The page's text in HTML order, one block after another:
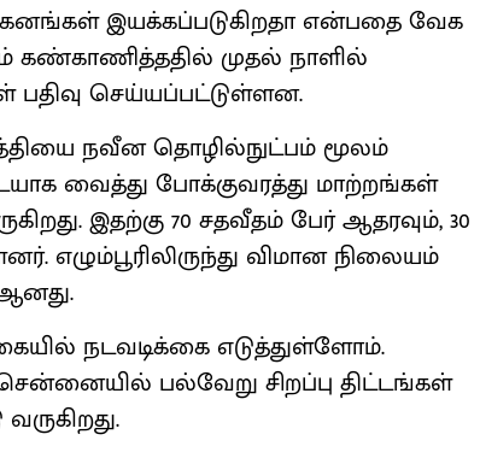
இயக்கப்படுகிறதா என்பதை வேக
கண்காணித்ததில் முதல் நாளில்
பதிவு செய்யப்பட்டுள்ளன.
நவீன தொழில்நுட்பம் மூலம்
வைத்து போக்குவரத்து மாற்றங்கள்
இதற்கு 70 சதவீதம் பேர் ஆதரவும், 30
எழும்பூரிலிருந்து விமான நிலையம்
நடவடிக்கை எடுத்துள்ளோம்.
பல்வேறு சிறப்பு திட்டங்கள்